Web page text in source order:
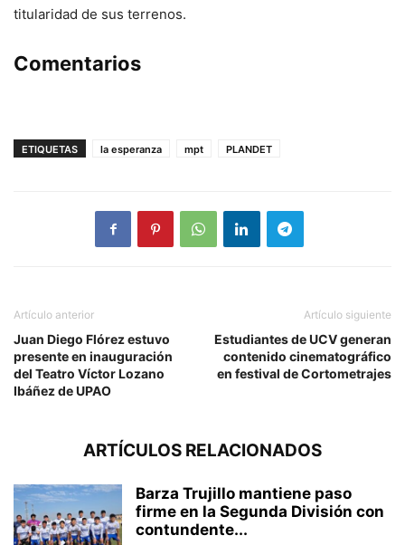
titularidad de sus terrenos.
Comentarios
ETIQUETAS la esperanza mpt PLANDET
Artículo anterior
Juan Diego Flórez estuvo
presente en inauguración
del Teatro Víctor Lozano
Ibáñez de UPAO
Artículo siguiente
Estudiantes de UCV generan
contenido cinematográfico
en festival de Cortometrajes
ARTÍCULOS RELACIONADOS
Barza Trujillo mantiene paso
firme en la Segunda División con
contundente...